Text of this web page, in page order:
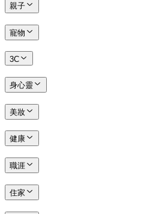
親子
寵物
3C
身心靈
美妝
健康
職涯
住家